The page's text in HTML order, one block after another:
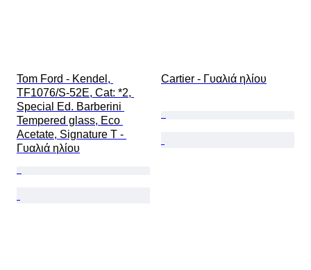
Tom Ford - Kendel,
TF1076/S-52E, Cat: *2,
Special Ed. Barberini
Tempered glass, Eco
Acetate, Signature T -
Γυαλιά ηλίου
Cartier - Γυαλιά ηλίου